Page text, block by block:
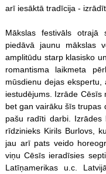
arī iesāktā tradīcija -
Mākslas festivāls otrajā
piedāvā jaunu mākslas
amplitūdu starp klasisko
romantisma laikmeta
mūsdienu dejas
iestudējums. Izrāde Cēsīs
bet gan vairāku šīs trupas
pašu radīti darbi. Izrādes
rīdzinieks Kirils Burlovs,
jau arī pats veido
viņu Cēsīs ieradīsies
Latīņamerikas u.c.